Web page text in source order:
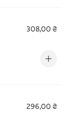
308,00 ₴
296,00 ₴